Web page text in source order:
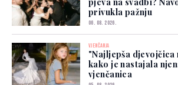
privukla pažnju
06. 08. 2026.
VJENČANJA
"Najljepša
kako je nastajala
vjenčanica